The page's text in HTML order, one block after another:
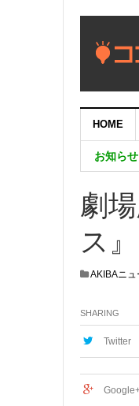
HOME
お知らせ
劇
ス
AKIBAニュ
SHARING
Twitter